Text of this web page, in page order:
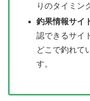
りのタイミン
釣果情報サイ
認できるサイ
どこで釣れて
す。